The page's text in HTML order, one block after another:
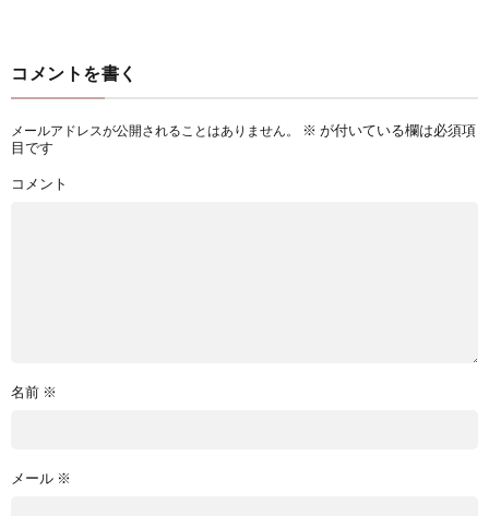
コメントを書く
メールアドレスが公開されることはありません。 ※ が付いている欄は必須項
目です
コメント
名前 ※
メール ※